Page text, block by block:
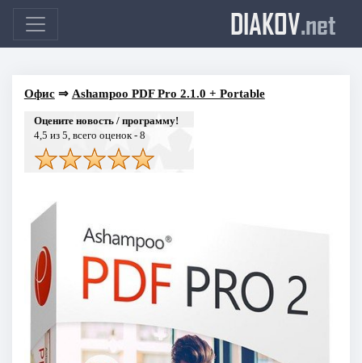
DIAKOV.net
Офис⇒ Ashampoo PDF Pro 2.1.0 + Portable
Оцените новость / программу!
4,5 из 5, всего оценок - 8